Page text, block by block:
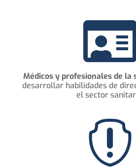

Médicos y profesionales de la
desarrollar habilidades de
el sector
